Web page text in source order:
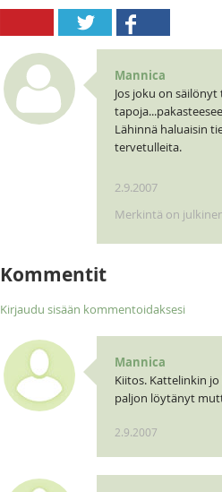
Mannica
Jos joku on
Lähinnä haluaisin
tervetulleita.
2.9.2007
Merkintä on
Kommentit
Kirjaudu sisään kommentoidaksesi
Mannica
Kiitos. Kattelinkin
paljon löytänyt
2.9.2007